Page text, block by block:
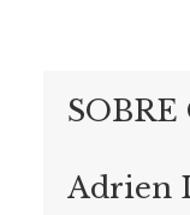
Adrien